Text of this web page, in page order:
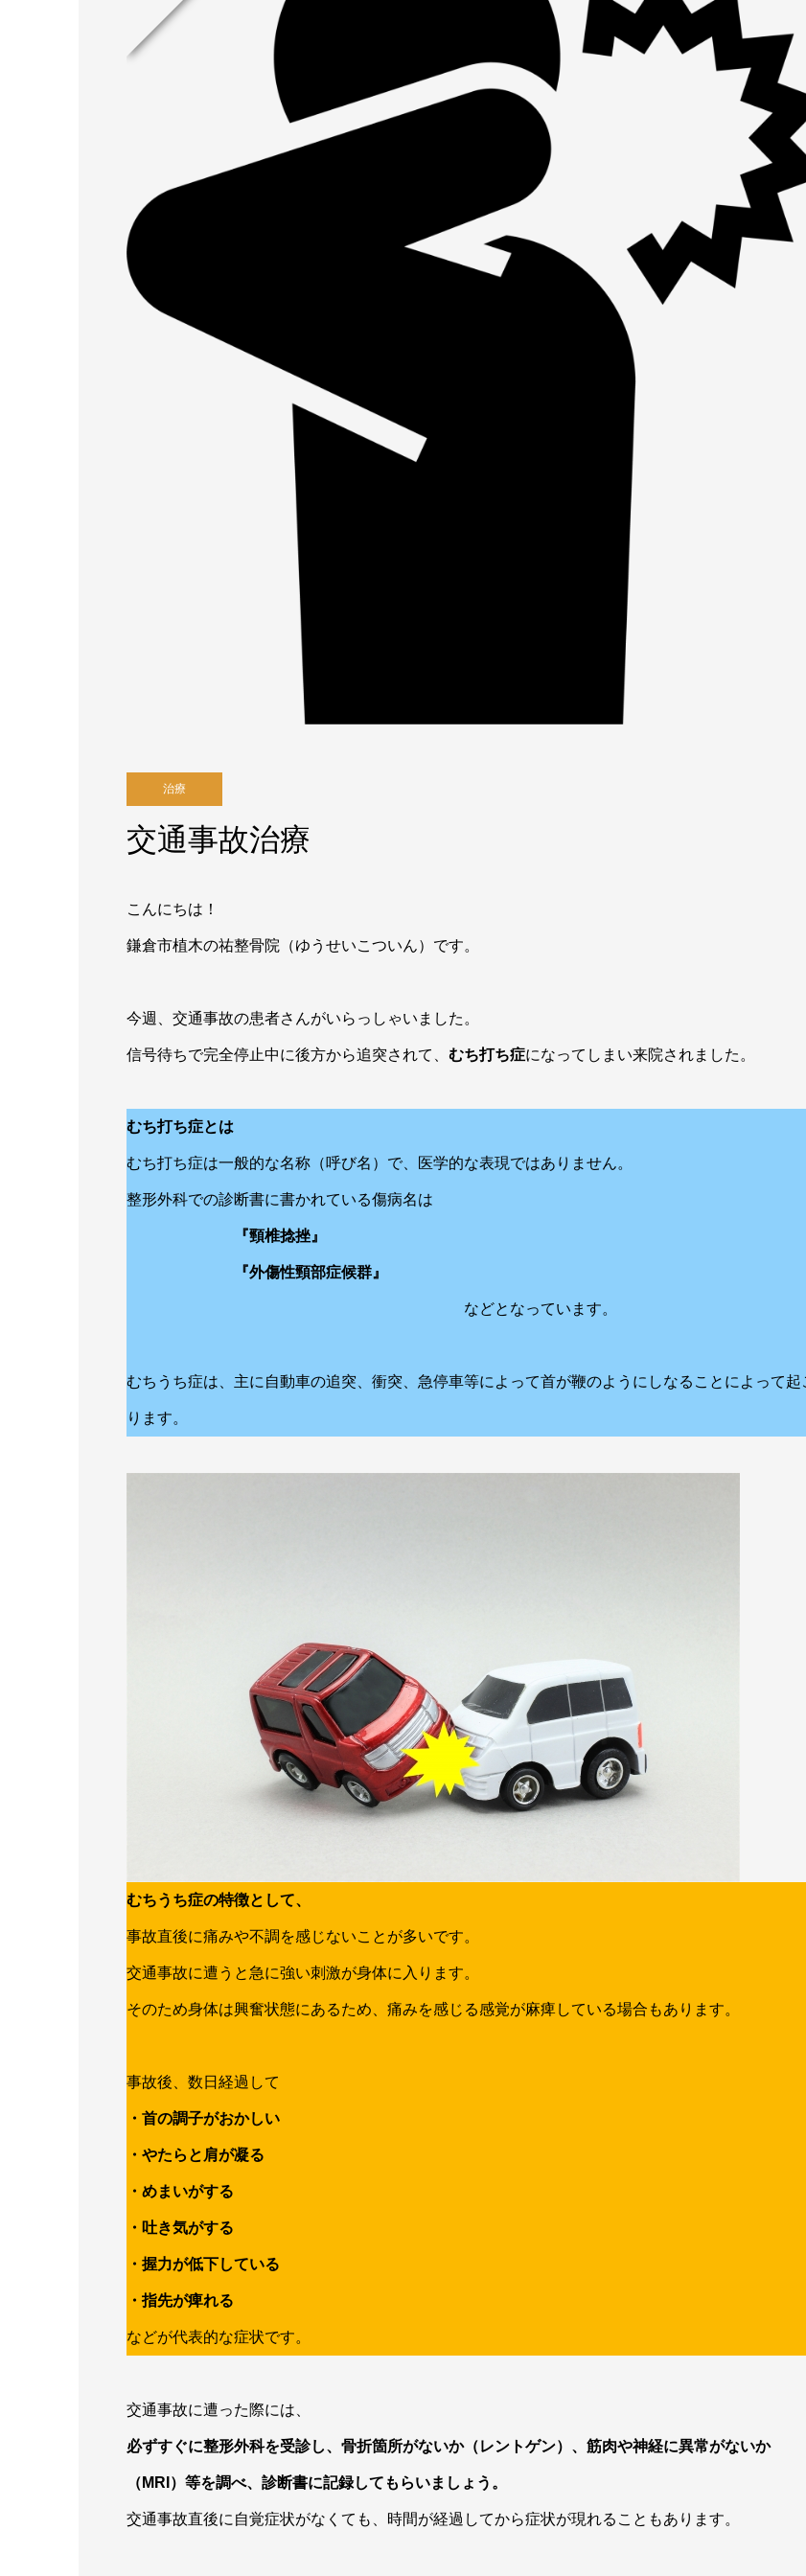
治療
交通事故治療
こんにちは！
鎌倉市植木の祐整骨院（ゆうせいこついん）です。
今週、交通事故の患者さんがいらっしゃいました。
信号待ちで完全停止中に後方から追突されて、 むち打ち症になってしまい来院されました。
むち打ち症とは
むち打ち症は一般的な名称（呼び名）で、医学的な表現ではありません。
整形外科での診断書に書かれている傷病名は
『頸椎捻挫』
『外傷性頸部症候群』
などとなっています。
むちうち症は、主に自動車の追突、衝突、急停車等によって首が鞭のようにしなることによって起
ります。
むちうち症の特徴として、
事故直後に痛みや不調を感じないことが多いです。
交通事故に遭うと急に強い刺激が身体に入ります。
そのため身体は興奮状態にあるため、痛みを感じる感覚が麻痺している場合もあります。
事故後、数日経過して
・首の調子がおかしい
・やたらと肩が凝る
・めまいがする
・吐き気がする
・握力が低下している
・指先が痺れる
などが代表的な症状です。
交通事故に遭った際には、
必ずすぐに整形外科を受診し、骨折箇所がないか（レントゲン）、筋肉や神経に異常がないか
（MRI）等を調べ、診断書に記録してもらいましょう。
交通事故直後に自覚症状がなくても、時間が経過してから症状が現れることもあります。